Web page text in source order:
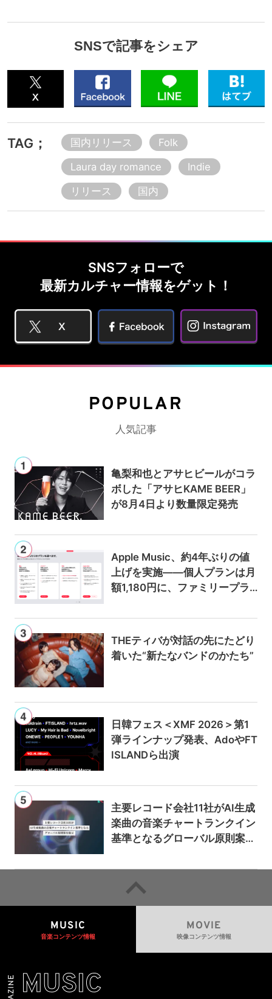
SNSで記事をシェア
TAG； 国内リリース
Folk
Laura day romance
Indie
リリース
国内
SNSフォローで
最新カルチャー情報をゲット！
POPULAR
人気記事
亀梨和也とアサヒビールがコラ
ボした「アサヒKAME BEER」
が8月4日より数量限定発売
Apple Music、約4年ぶりの値
上げを実施——個人プランは月
額1,180円に、ファミリープラ
THEティバが対話の先にたどり
着いた“新たなバンドのかたち”
日韓フェス＜XMF 2026＞第1
弾ラインナップ発表、AdoやFT
ISLANDら出演
主要レコード会社11社がAI生成
楽曲の音楽チャートランクイン
基準となるグローバル原則案を
るための統一的な枠組みを提案
MUSIC
音楽コンテンツ情報
MOVIE
映像コンテンツ情報
MUSIC